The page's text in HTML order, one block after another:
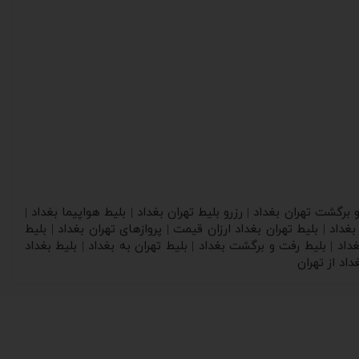
تهران بغداد | رزرو بلیط تهران بغداد | بلیط هواپیما بغداد |
| بلیط تهران بغداد ارزان قیمت | پروازهای تهران بغداد | بلیط
| بلیط رفت و برگشت بغداد | بلیط تهران به بغداد | بلیط بغداد
از تهران